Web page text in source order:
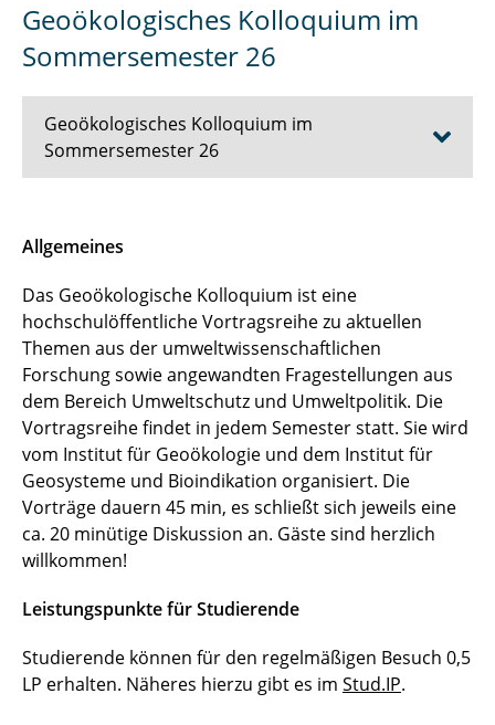
Geoökologisches Kolloquium im
Sommersemester 26
Geoökologisches Kolloquium im
Sommersemester 26
Hinweise für Hörer
Allgemeines
Das Geoökologische Kolloquium ist eine
hochschulöffentliche Vortragsreihe zu aktuellen
Themen aus der umweltwissenschaftlichen
Forschung sowie angewandten Fragestellungen aus
dem Bereich Umweltschutz und Umweltpolitik. Die
Vortragsreihe findet in jedem Semester statt. Sie wird
vom Institut für Geoökologie und dem Institut für
Geosysteme und Bioindikation organisiert. Die
Vorträge dauern 45 min, es schließt sich jeweils eine
ca. 20 minütige Diskussion an. Gäste sind herzlich
willkommen!
Leistungspunkte für Studierende
Studierende können für den regelmäßigen Besuch 0,5
LP erhalten. Näheres hierzu gibt es im Stud.IP.